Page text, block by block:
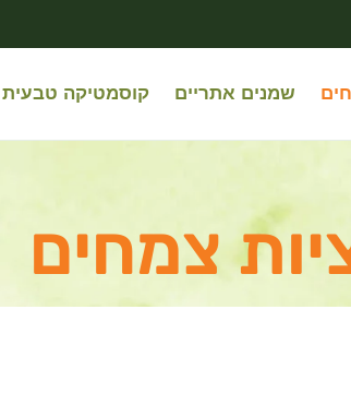
שמנים אתריים קוסמטיקה טבעית
צמחים